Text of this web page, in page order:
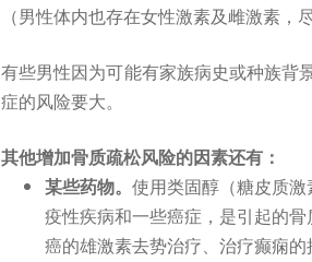
（男性体内也存在女性激素及雌激素，
有些男性因为可能有家族病史或种族背
症的风险要大。
其他增加骨质疏松风险的因素还有：
某些药物。 使用类固醇（糖皮质
疫性疾病和一些癌症，是引起的
癌的雄激素去势治疗、治疗癫痫